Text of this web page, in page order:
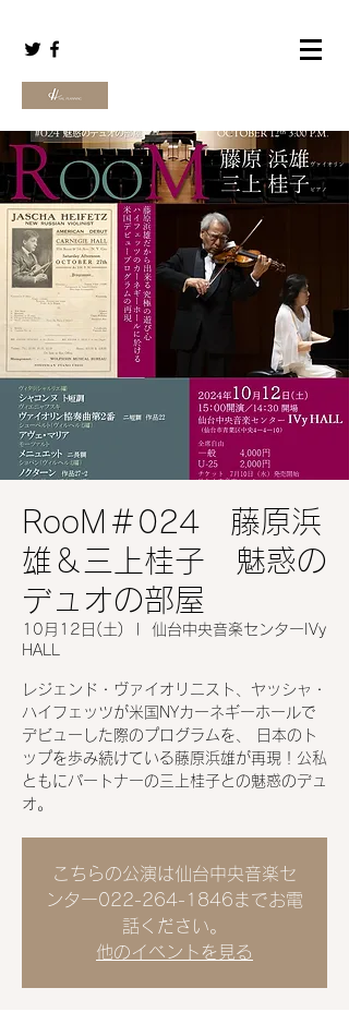
RooM＃024 藤原浜
雄＆三上桂子 魅惑の
デュオの部屋
10月12日(土)
仙台中央音楽センターIVy
HALL
レジェンド・ヴァイオリニスト、ヤッシャ・
ハイフェッツが米国NYカーネギーホールで
デビューした際のプログラムを、 日本のト
ップを歩み続けている藤原浜雄が再現！公私
ともにパートナーの三上桂子との魅惑のデュ
オ。
こちらの公演は仙台中央音楽セ
ンター022-264-1846までお電
話ください。
他のイベントを見る